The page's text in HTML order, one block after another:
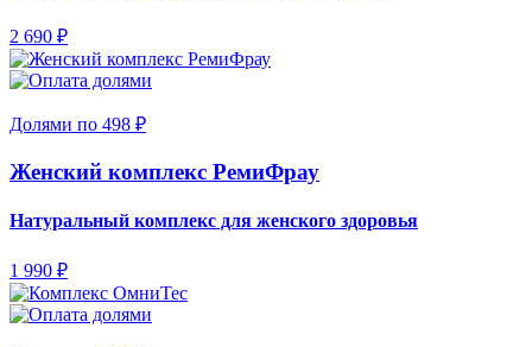
2 690 ₽
Долями по 498 ₽
Женский комплекс РемиФрау
Натуральный комплекс для женского здоровья
1 990 ₽